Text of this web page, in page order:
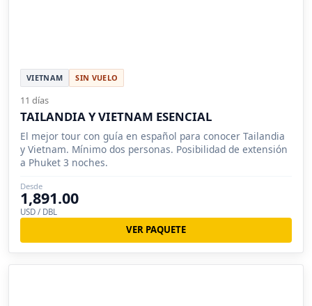
VIETNAM SIN VUELO
11 días
TAILANDIA Y VIETNAM ESENCIAL
El mejor tour con guía en español para conocer Tailandia
y Vietnam. Mínimo dos personas. Posibilidad de extensión
a Phuket 3 noches.
Desde
1,891.00
USD / DBL
VER PAQUETE